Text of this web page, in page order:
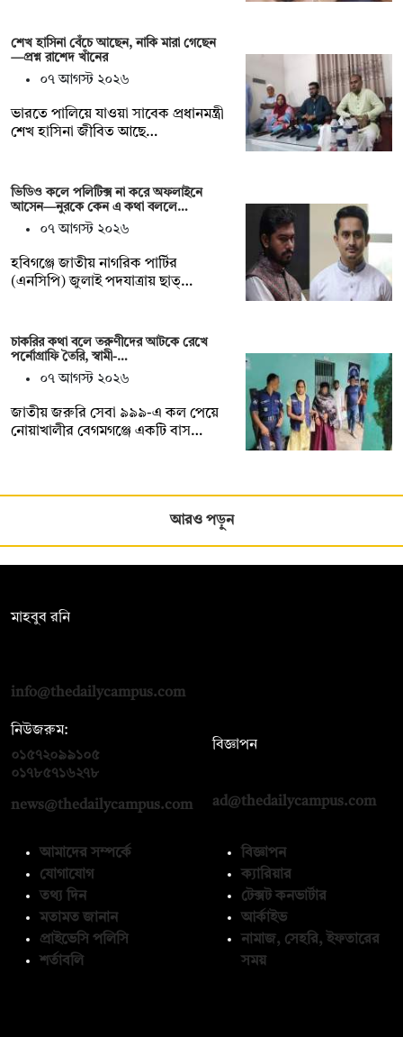
শেখ হাসিনা বেঁচে আছেন, নাকি মারা গেছেন
—প্রশ্ন রাশেদ খাঁনের
০৭ আগস্ট ২০২৬
ভারতে পালিয়ে যাওয়া সাবেক প্রধানমন্ত্রী
শেখ হাসিনা জীবিত আছে…
ভিডিও কলে পলিটিক্স না করে অফলাইনে
আসেন—নুরকে কেন এ কথা বললে…
০৭ আগস্ট ২০২৬
হবিগঞ্জে জাতীয় নাগরিক পার্টির
(এনসিপি) জুলাই পদযাত্রায় ছাত্…
চাকরির কথা বলে তরুণীদের আটকে রেখে
পর্নোগ্রাফি তৈরি, স্বামী-…
০৭ আগস্ট ২০২৬
জাতীয় জরুরি সেবা ৯৯৯-এ কল পেয়ে
নোয়াখালীর বেগমগঞ্জে একটি বাস…
আরও পড়ুন
মাহবুব রনি
info@thedailycampus.com
নিউজরুম:
০১৫৭২০৯৯১০৫
০১৭৮৫৭১৬২৭৮
news@thedailycampus.com
বিজ্ঞাপন
ad@thedailycampus.com
আমাদের সম্পর্কে
যোগাযোগ
তথ্য দিন
মতামত জানান
প্রাইভেসি পলিসি
শর্তাবলি
বিজ্ঞাপন
ক্যারিয়ার
টেক্সট কনভার্টার
আর্কাইভ
নামাজ, সেহরি, ইফতারের
সময়